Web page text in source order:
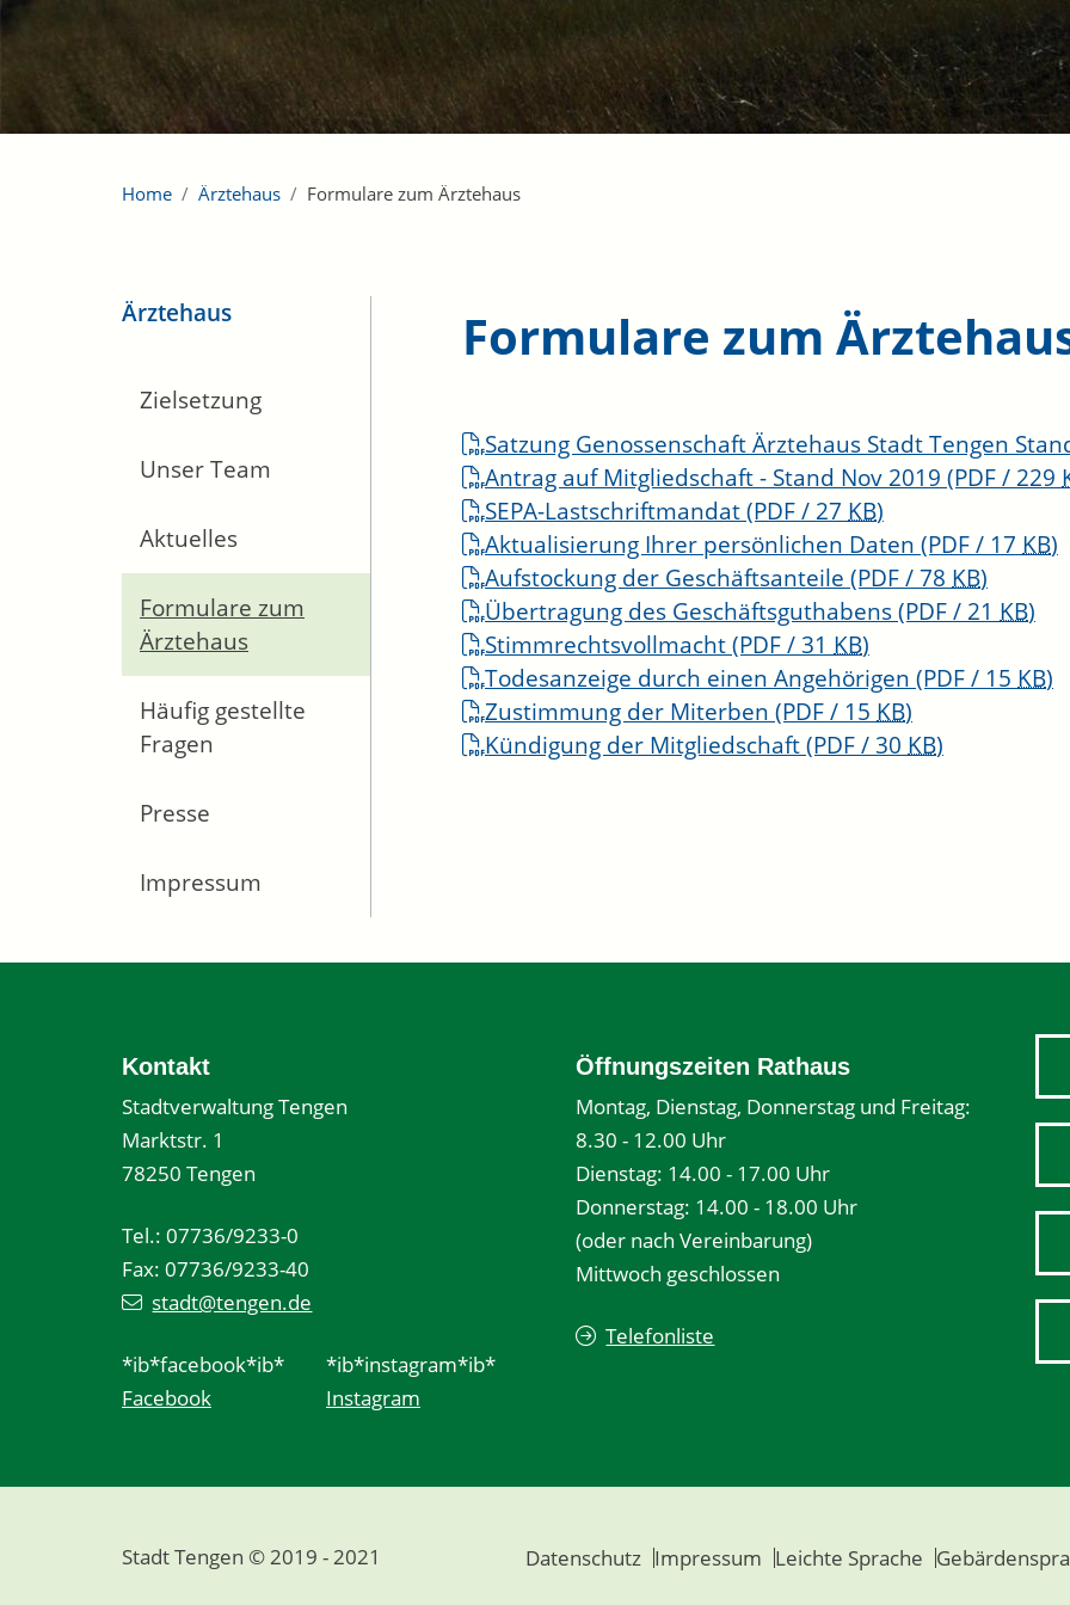
Home Ärztehaus Formulare zum Ärztehaus
Ärztehaus
Zielsetzung
Unser Team
Aktuelles
Formulare zum
Ärztehaus
Häufig gestellte
Fragen
Presse
Impressum
Formulare zum
Satzung Genossenschaft Ärztehaus Stadt Tengen
Antrag auf Mitgliedschaft - Stand Nov 2019 (PDF / 229
SEPA-Lastschriftmandat(PDF / 27 KB)
Aktualisierung Ihrer persönlichen Daten (PDF / 17 KB)
Aufstockung der Geschäftsanteile (PDF / 78 KB)
Übertragung des Geschäftsguthabens(PDF / 21 KB)
Stimmrechtsvollmacht(PDF / 31 KB)
Todesanzeige durch einen Angehörigen (PDF / 15 KB)
Zustimmung der Miterben (PDF / 15 KB)
Kündigung der Mitgliedschaft(PDF / 30 KB)
Kontakt
Stadtverwaltung Tengen
Marktstr. 1
78250 Tengen
Tel.: 07736/9233-0
Fax: 07736/9233-40
stadt@tengen.de
*ib*facebook*ib*
Facebook
*ib*instagram*ib*
Instagram
Öffnungszeiten Rathaus
Montag, Dienstag, Donnerstag und Freitag:
8.30 - 12.00 Uhr
Dienstag: 14.00 - 17.00 Uhr
Donnerstag: 14.00 - 18.00 Uhr
(oder nach Vereinbarung)
Mittwoch geschlossen
Telefonliste
Stadt Tengen © 2019 - 2021 Datenschutz Impressum Leichte Sprache